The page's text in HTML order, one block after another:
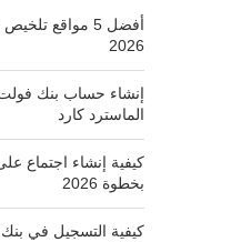
2026
الماسترد كارد
بخطوة 2026